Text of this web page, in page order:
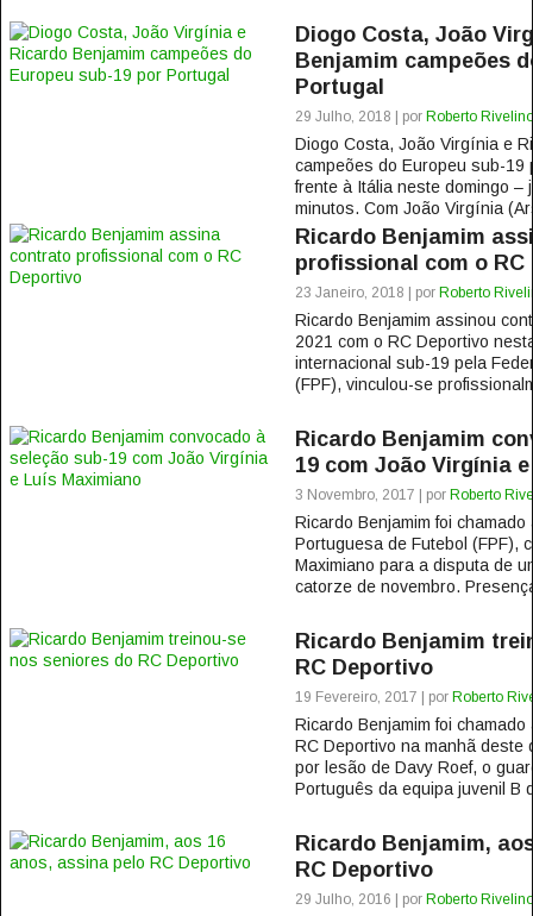
Diogo Costa, João
Benjamim campeões
Portugal
29 Julho, 2018 | por Roberto Rivelino
Diogo Costa, João Virgínia e
campeões do Europeu sub-19
frente à Itália neste domingo –
minutos. Com João Virgínia
Ricardo Benjamim
profissional com o RC
23 Janeiro, 2018 | por Roberto
Ricardo Benjamim assinou
2021 com o RC Deportivo
internacional sub-19 pela
(FPF), vinculou-se
Ricardo Benjamim
19 com João Virgínia
3 Novembro, 2017 | por Roberto
Ricardo Benjamim foi
Portuguesa de Futebol (FPF),
Maximiano para a disputa de
catorze de novembro.
Ricardo Benjamim
RC Deportivo
19 Fevereiro, 2017 | por Roberto
Ricardo Benjamim foi
RC Deportivo na manhã deste
por lesão de Davy Roef, o
Português da equipa juvenil B
Ricardo Benjamim,
RC Deportivo
29 Julho, 2016 | por Roberto Rivelino